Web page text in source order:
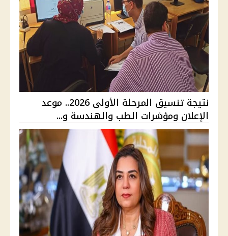
نتيجة تنسيق المرحلة الأولى 2026.. موعد
الإعلان ومؤشرات الطب والهندسة و...